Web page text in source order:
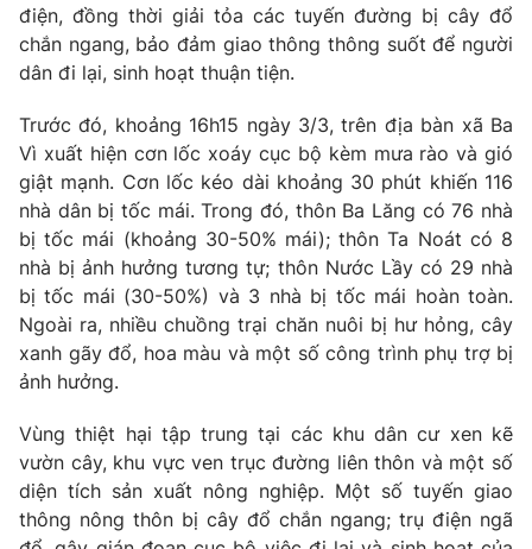
Photo Infographic
VTV Money VTV Thể thao
VTV Sức khoẻ Bất động sản
Thị trường 24h Tấm lòng Việt
VTV4
VTV9 VTV8
Liên hệ tòa soạn English
điện, đồng thời giải tỏa các tuyến đường bị cây đổ
chắn ngang, bảo đảm giao thông thông suốt để người
dân đi lại, sinh hoạt thuận tiện.
Trước đó, khoảng 16h15 ngày 3/3, trên địa bàn xã Ba
Vì xuất hiện cơn lốc xoáy cục bộ kèm mưa rào và gió
giật mạnh. Cơn lốc kéo dài khoảng 30 phút khiến 116
nhà dân bị tốc mái. Trong đó, thôn Ba Lăng có 76 nhà
bị tốc mái (khoảng 30-50% mái); thôn Ta Noát có 8
nhà bị ảnh hưởng tương tự; thôn Nước Lầy có 29 nhà
bị tốc mái (30-50%) và 3 nhà bị tốc mái hoàn toàn.
Ngoài ra, nhiều chuồng trại chăn nuôi bị hư hỏng, cây
xanh gãy đổ, hoa màu và một số công trình phụ trợ bị
ảnh hưởng.
Vùng thiệt hại tập trung tại các khu dân cư xen kẽ
vườn cây, khu vực ven trục đường liên thôn và một số
diện tích sản xuất nông nghiệp. Một số tuyến giao
thông nông thôn bị cây đổ chắn ngang; trụ điện ngã